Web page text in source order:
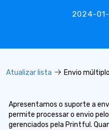
2024-
Atualizar lista Envio
Apresentamos o suporte a
permite processar o envio
gerenciados pela Printful.